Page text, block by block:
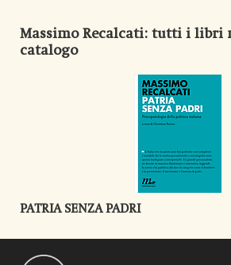
Massimo Recalcati: tutti i libri
catalogo
PATRIA SENZA PADRI